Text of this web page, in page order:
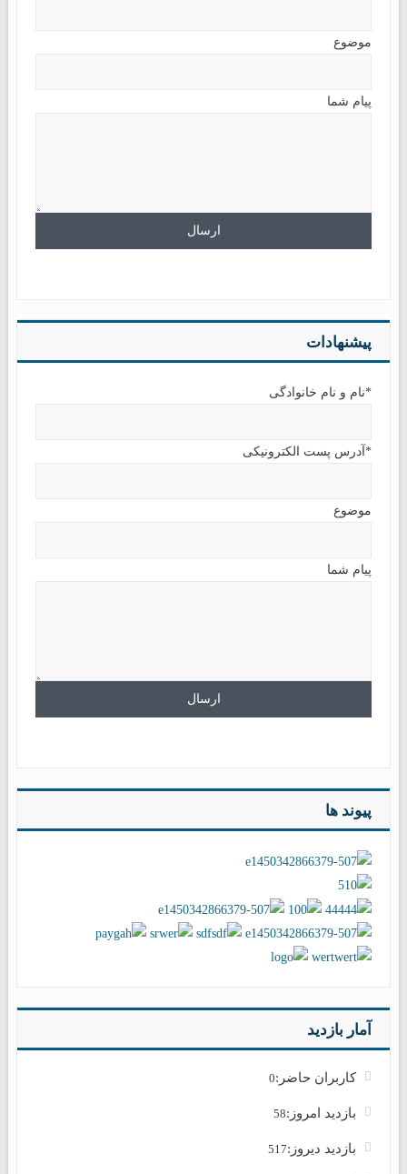
موضوع
پیام شما
پیشنهادات
*نام و نام خانوادگی
*آدرس پست الکترونیکی
موضوع
پیام شما
پیوند ها
آمار بازدید
کاربران حاضر:0
بازدید امروز:58
بازدید دیروز:517